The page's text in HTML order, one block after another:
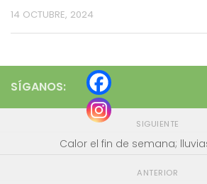
14 OCTUBRE, 2024
SÍGANOS:
SIGUIENTE
Calor el fin de semana;
ANTERIOR